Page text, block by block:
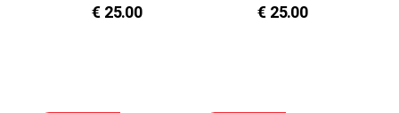
€ 25.00 € 25.00